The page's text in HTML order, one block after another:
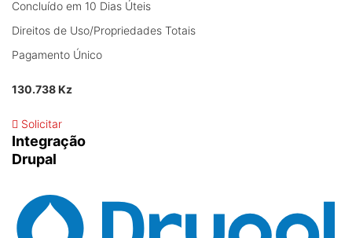
Concluído em 10 Dias Úteis
Direitos de Uso/Propriedades Totais
Pagamento Único
130.738 Kz
Solicitar
Integração
Drupal